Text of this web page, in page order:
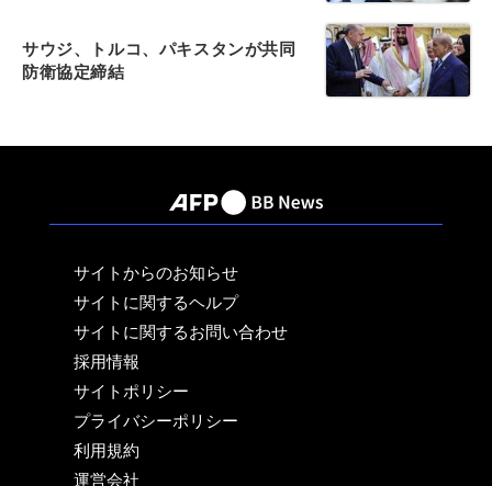
サウジ、トルコ、パキスタンが共同
防衛協定締結
サイトからのお知らせ
サイトに関するヘルプ
サイトに関するお問い合わせ
採用情報
サイトポリシー
プライバシーポリシー
利用規約
運営会社